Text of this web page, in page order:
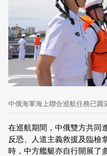
中俄海軍海上聯合巡航任務已圓
在巡航期間，中俄雙方共同
反恐、人道主義救援及臨檢
時，中方艦艇亦自行開展了